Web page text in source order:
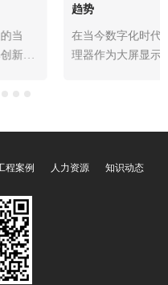
在当今数字化时代，拼接处
理器作为大屏显示系统的核
用。随着科技的飞速进步，
方向发展，展现出令人瞩目
程案例 人力资源 知识动态